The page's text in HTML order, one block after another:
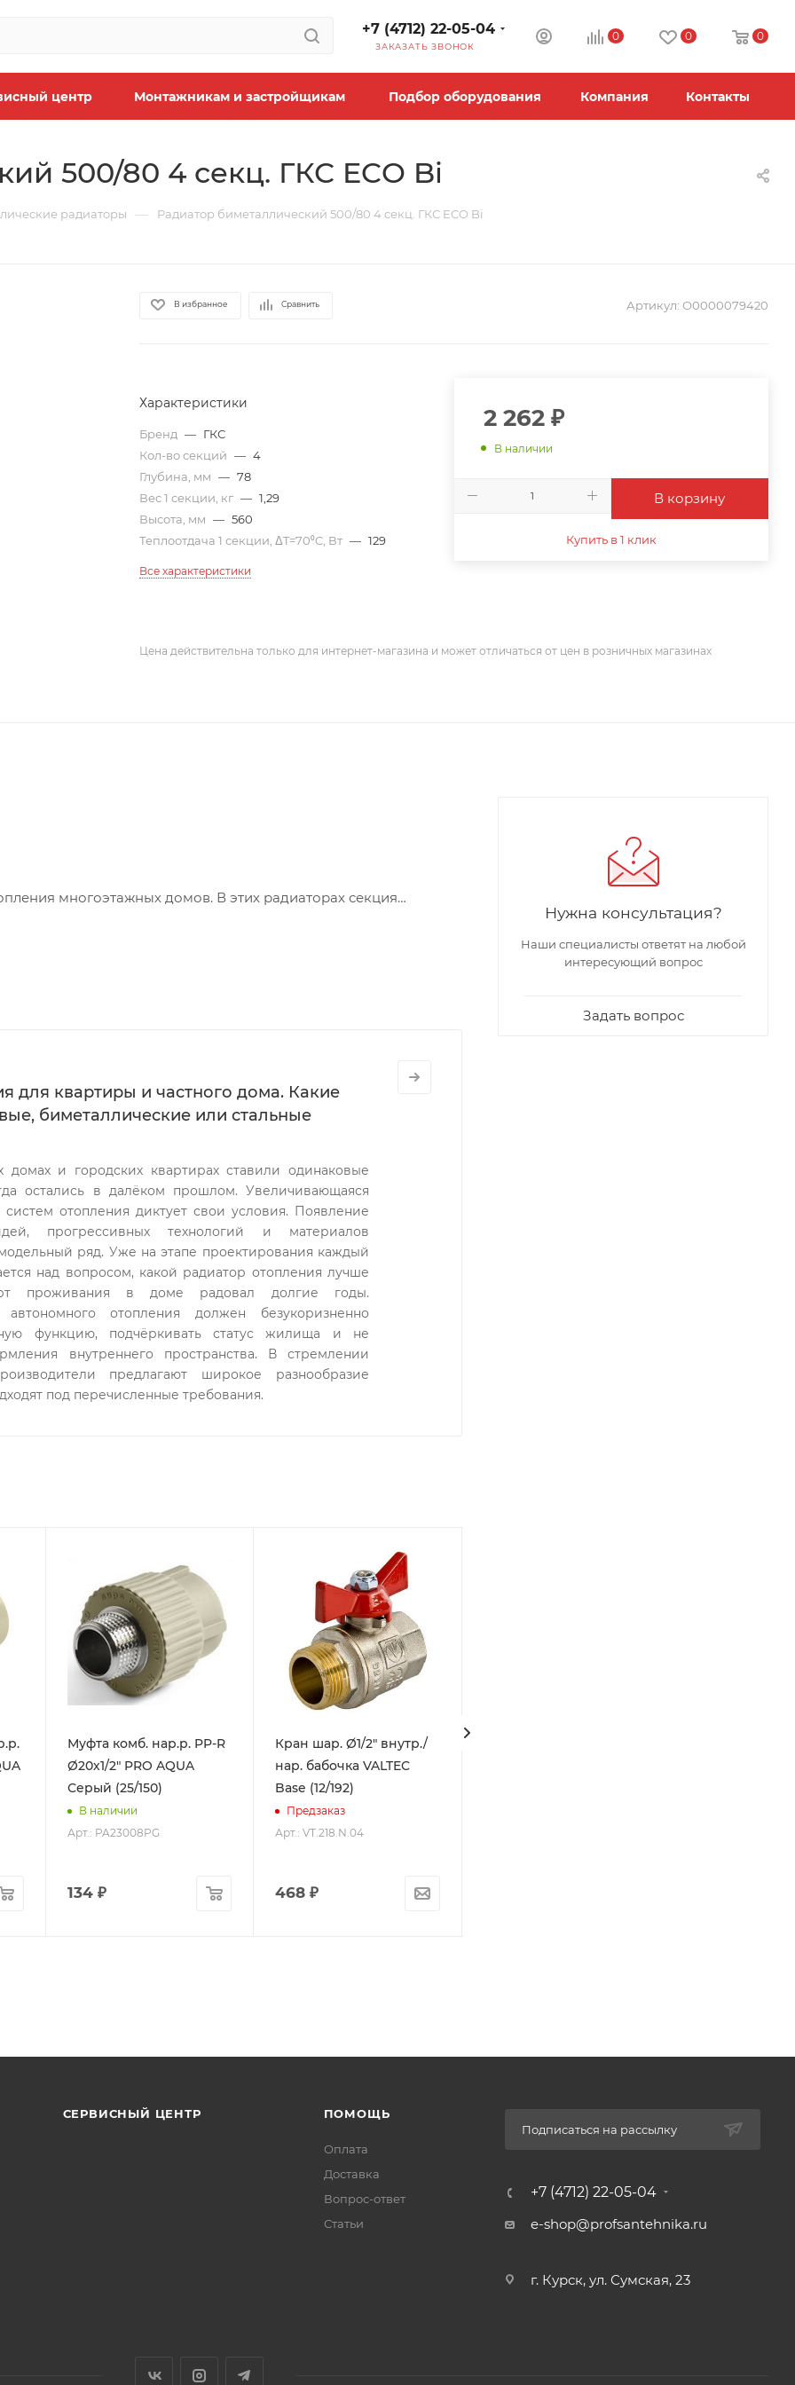
+7 (4712) 22-05-04
ЗАКАЗАТЬ ЗВОНОК
0 0 0
центр Монтажникам и застройщикам Подбор оборудования Компания Контакты
500/80 4 секц. ГКС ECO Bi
радиаторы — Радиатор биметаллический 500/80 4 секц. ГКС ECO Bi
В избранное Сравнить Артикул: О0000079420
Характеристики
Бренд — ГКС
Кол-во секций — 4
Глубина, мм — 78
Вес 1 секции, кг — 1,29
Высота, мм — 560
Теплоотдача 1 секции, ΔT=70⁰C, Вт — 129
Все характеристики
2 262₽
В наличии
В корзину
Купить в 1 клик
Цена действительна только для интернет-магазина и может отличаться от цен в розничных магазинах
многоэтажных домов. В этих радиаторах секция
к воздействию избыточного давления при гидравлических
позволяет прибору отличаться особой прочностью и
устанавливать радиатор в многоэтажных зданиях до 40
с жесткой водопроводной водой.
этапах.
для квартиры и частного дома. Какие
биметаллические или стальные
домах и городских квартирах ставили одинаковые
остались в далёком прошлом. Увеличивающаяся
систем отопления диктует свои условия. Появление
прогрессивных технологий и материалов
ряд. Уже на этапе проектирования каждый
над вопросом, какой радиатор отопления лучше
проживания в доме радовал долгие годы.
отопления должен безукоризненно
функцию, подчёркивать статус жилища и не
внутреннего пространства. В стремлении
предлагают широкое разнообразие
под перечисленные требования.
Муфта комб. нар.р. PP-R
Ø20х1/2" PRO AQUA
Серый (25/150)
В наличии
Арт.: PA23008PG
134₽
Кран шар. Ø1/2" внутр./
нар. бабочка VALTEC
Base (12/192)
Предзаказ
Арт.: VT.218.N.04
468 ₽
Нужна консультация?
Наши специалисты ответят на любой
интересующий вопрос
Задать вопрос
СЕРВИСНЫЙ ЦЕНТР ПОМОЩЬ
Оплата
Доставка
Вопрос-ответ
Статьи
Подписаться на рассылку
+7 (4712) 22-05-04
e-shop@profsantehnika.ru
г. Курск, ул. Сумская, 23